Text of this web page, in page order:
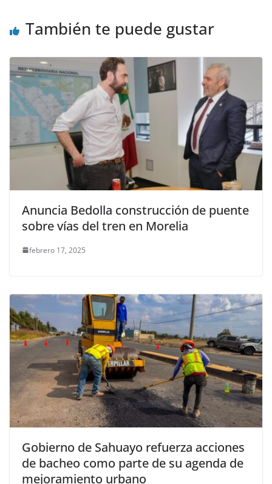
También te puede gustar
Anuncia Bedolla construcción de puente
sobre vías del tren en Morelia
febrero 17, 2025
Gobierno de Sahuayo refuerza acciones
de bacheo como parte de su agenda de
mejoramiento urbano